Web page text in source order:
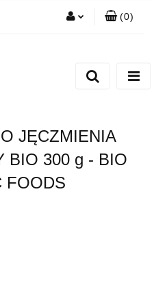
(0)
JĘCZMIENIA
BIO 300 g - BIO
FOODS